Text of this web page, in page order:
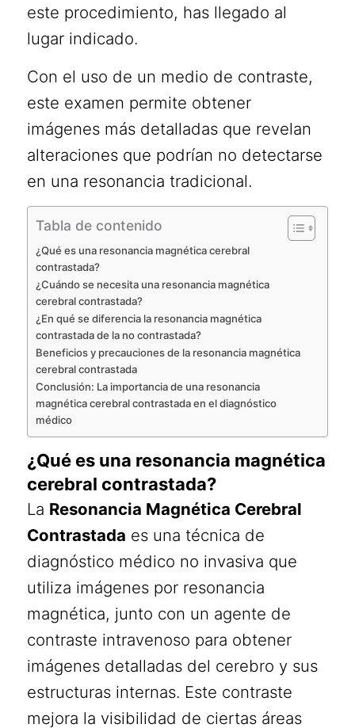
este procedimiento, has llegado al
lugar indicado.
Con el uso de un medio de contraste,
este examen permite obtener
imágenes más detalladas que revelan
alteraciones que podrían no detectarse
en una resonancia tradicional.
Tabla de contenido
¿Qué es una resonancia magnética cerebral
contrastada?
¿Cuándo se necesita una resonancia magnética
cerebral contrastada?
¿En qué se diferencia la resonancia magnética
contrastada de la no contrastada?
Beneficios y precauciones de la resonancia magnética
cerebral contrastada
Conclusión: La importancia de una resonancia
magnética cerebral contrastada en el diagnóstico
médico
¿Qué es una resonancia magnética
cerebral contrastada?
La Resonancia Magnética Cerebral
Contrastada es una técnica de
diagnóstico médico no invasiva que
utiliza imágenes por resonancia
magnética, junto con un agente de
contraste intravenoso para obtener
imágenes detalladas del cerebro y sus
estructuras internas. Este contraste
mejora la visibilidad de ciertas áreas